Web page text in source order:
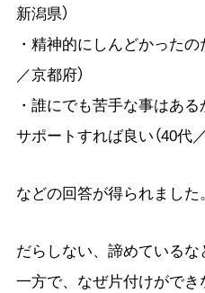
新潟県）
・精神的にしんどかった
／京都府）
・誰にでも苦手な事はあ
サポートすれば良い（40代
などの回答が得られました。
だらしない、諦めている
一方で、なぜ片付けがで